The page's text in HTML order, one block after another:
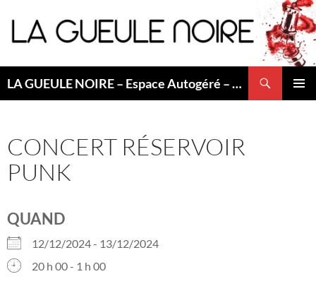
au
contenu
LA GUEULE NOIRE – Espace Autogéré – Saint Etienne
CONCERT RÉSERVOIR
PUNK
QUAND
12/12/2024 - 13/12/2024
20 h 00 - 1 h 00